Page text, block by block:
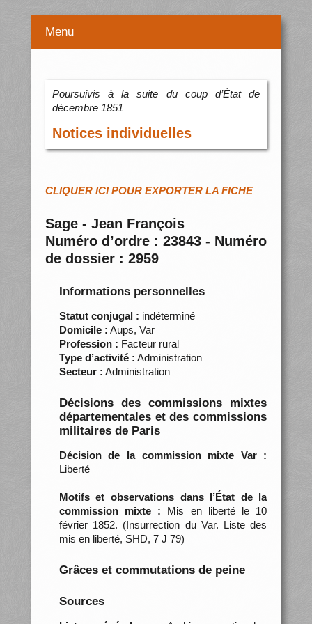
Menu
Poursuivis à la suite du coup d’État de
décembre 1851
Notices individuelles
CLIQUER ICI POUR EXPORTER LA FICHE
Sage - Jean François
Numéro d’ordre : 23843 - Numéro
de dossier : 2959
Informations personnelles
Statut conjugal : indéterminé
Domicile : Aups, Var
Profession : Facteur rural
Type d’activité : Administration
Secteur : Administration
Décisions des commissions mixtes
départementales et des commissions
militaires de Paris
Décision de la commission mixte Var :
Liberté
Motifs et observations dans l’État de la
commission mixte : Mis en liberté le 10
février 1852. (Insurrection du Var. Liste des
mis en liberté, SHD, 7 J 79)
Grâces et commutations de peine
Sources